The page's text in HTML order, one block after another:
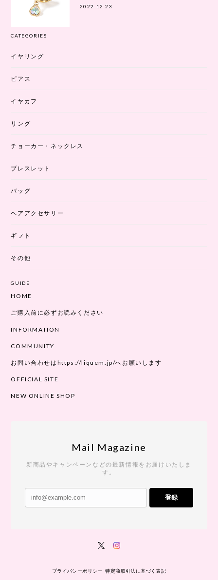
2022.12.23
CATEGORIES
イヤリング
ピアス
イヤカフ
リング
チョーカー・ネックレス
ブレスレット
バッグ
ヘアアクセサリー
ギフト
その他
GUIDE
HOME
ご購入前に必ずお読みください
INFORMATION
COMMUNITY
お問い合わせはhttps://liquem.jp/へお願いします
OFFICIAL SITE
NEW ONLINE SHOP
Mail Magazine
新商品やキャンペーンなどの最新情報をお届けいたしま
す。
登録
プライバシーポリシー 特定商取引法に基づく表記